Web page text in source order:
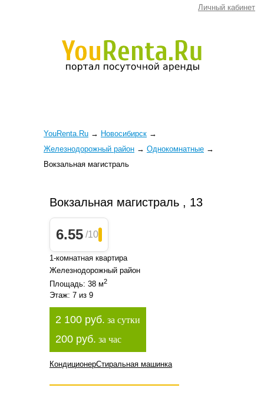
Личный кабинет
YouRenta.Ru → Новосибирск →
Железнодорожный район → Однокомнатные →
Вокзальная магистраль
Вокзальная магистраль , 13
6.55 /10
1-комнатная квартира
Железнодорожный район
Площадь: 38 м2
Этаж: 7 из 9
2 100 руб. за сутки
200 руб. за час
КондиционерСтиральная машинка